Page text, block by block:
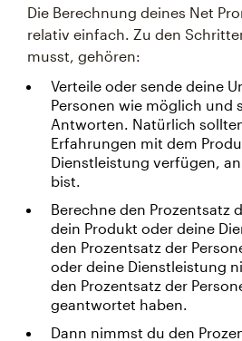
Die Berechnung deines Net
relativ einfach. Zu den
musst, gehören:
Verteile oder sende deine
Personen wie möglich und
Antworten. Natürlich
Erfahrungen mit dem
Dienstleistung verfügen,
bist.
Berechne den Prozentsatz
dein Produkt oder deine
den Prozentsatz der
oder deine Dienstleistung
den Prozentsatz der
geantwortet haben.
Dann nimmst du den